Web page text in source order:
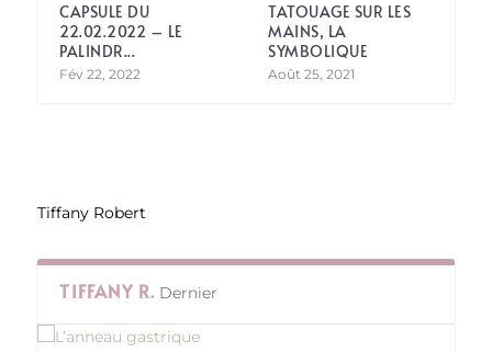
CAPSULE DU
22.02.2022 – LE
PALINDR...
Fév 22, 2022
TATOUAGE SUR LES
MAINS, LA
SYMBOLIQUE
Août 25, 2021
Tiffany Robert
TIFFANY R. Dernier